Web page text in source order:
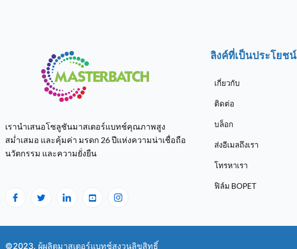
เรานำเสนอโซลูชันมาสเตอร์แบทช์คุณภาพสูง
สม่ำเสมอ และคุ้มค่า มรดก 26 ปีแห่งความน่าเชื่อถือ
นวัตกรรม และความยั่งยืน
ลิงค์ที่เป็นประโยชน์
เกี่ยวกับ
ติดต่อ
บล็อก
ส่งอีเมลถึงเรา
โทรหาเรา
ฟิล์ม BOPET
©2023. ผู้ผลิตมาสเตอร์แบทช์สงวนลิขสิทธิ์